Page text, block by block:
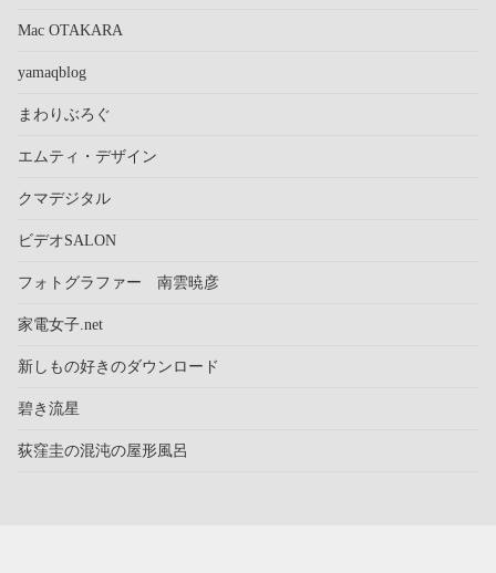
Mac OTAKARA
yamaqblog
まわりぶろぐ
エムティ・デザイン
クマデジタル
ビデオSALON
フォトグラファー 南雲暁彦
家電女子.net
新しもの好きのダウンロード
碧き流星
荻窪圭の混沌の屋形風呂